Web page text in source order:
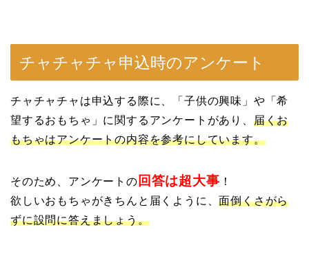
チャチャチャ申込時のアンケート
チャチャチャは申込する際に、「子供の興味」や「希
望するおもちゃ」に関するアンケートがあり、 届くお
もちゃはアンケートの内容を参考にしています。
そのため、アンケートの 回答は超大事 ！
欲しいおもちゃがきちんと届くように、面倒くさがら
ずに設問に答えましょう。